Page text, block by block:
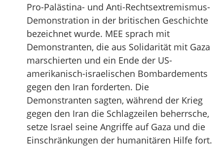
Pro-Palästina- und Anti-Rechtsextremismus-
Demonstration in der britischen Geschichte
bezeichnet wurde. MEE sprach mit
Demonstranten, die aus Solidarität mit Gaza
marschierten und ein Ende der US-
amerikanisch-israelischen Bombardements
gegen den Iran forderten. Die
Demonstranten sagten, während der Krieg
gegen den Iran die Schlagzeilen beherrsche,
setze Israel seine Angriffe auf Gaza und die
Einschränkungen der humanitären Hilfe fort.